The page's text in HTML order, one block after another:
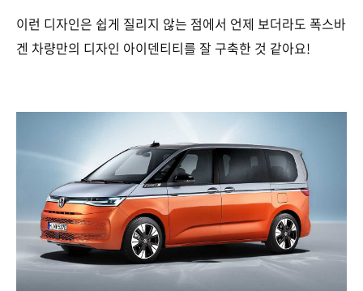
이런 디자인은 쉽게 질리지 않는 점에서 언제 보더라도 폭스바
겐 차량만의 디자인 아이덴티티를 잘 구축한 것 같아요!